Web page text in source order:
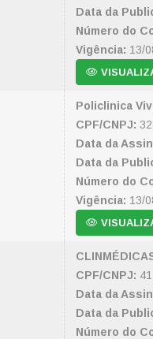
Data da
Número do
Vigência: 13/
Policlinica
CPF/CNPJ:
Data da
Data da
Número do
Vigência: 13/
CPF/CNPJ:
Data da
Data da
Número do